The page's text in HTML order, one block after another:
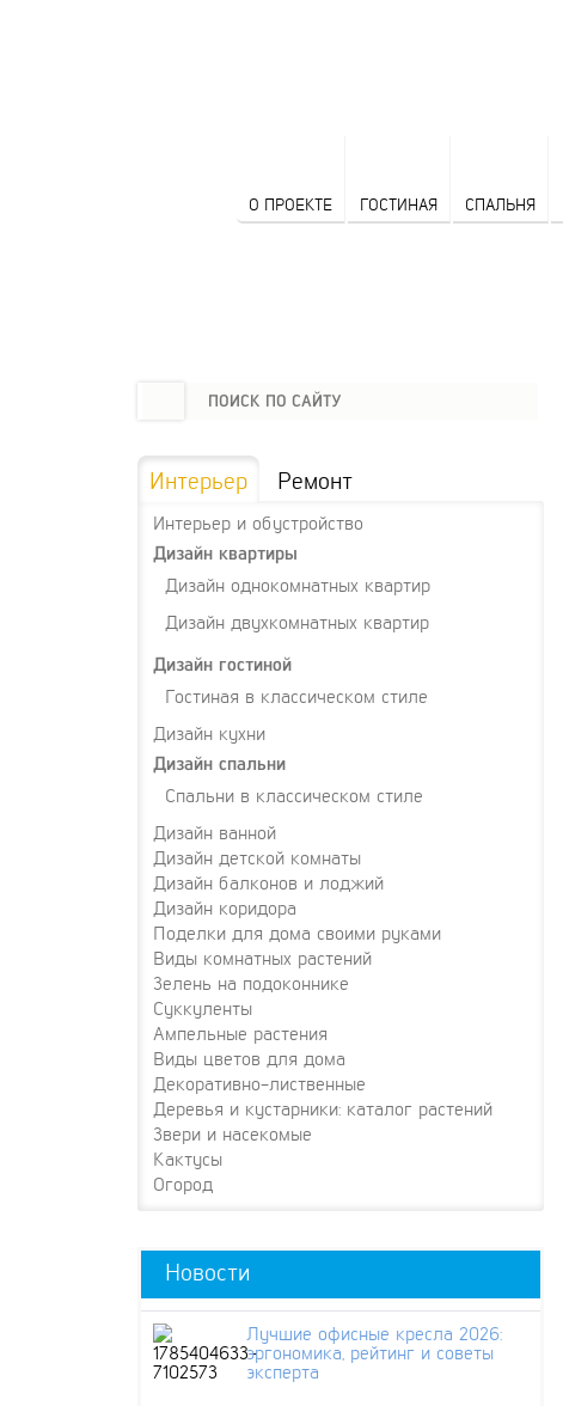
О ПРОЕКТЕ ГОСТИНАЯ СПАЛЬНЯ
Интерьер Ремонт
Интерьер и обустройство
Дизайн квартиры
Дизайн однокомнатных квартир
Дизайн двухкомнатных квартир
Дизайн гостиной
Гостиная в классическом стиле
Дизайн кухни
Дизайн спальни
Спальни в классическом стиле
Дизайн ванной
Дизайн детской комнаты
Дизайн балконов и лоджий
Дизайн коридора
Поделки для дома своими руками
Виды комнатных растений
Зелень на подоконнике
Суккуленты
Ампельные растения
Виды цветов для дома
Декоративно-лиственные
Деревья и кустарники: каталог растений
Звери и насекомые
Кактусы
Огород
Новости
Лучшие офисные кресла 2026:
эргономика, рейтинг и советы
эксперта